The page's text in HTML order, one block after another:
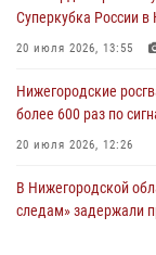
Суперкубка России
20 июля 2026, 13:55
Нижегородские
более 600 раз по
20 июля 2026, 12:26
В Нижегородской
следам» задержали